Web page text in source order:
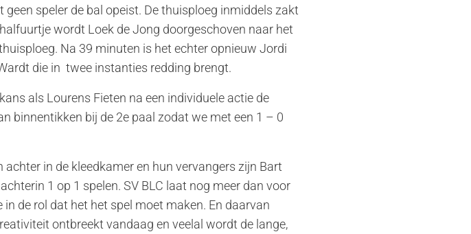
speler de bal opeist. De thuisploeg inmiddels zakt
wordt Loek de Jong doorgeschoven naar het
Na 39 minuten is het echter opnieuw Jordi
die in twee instanties redding brengt.
als Lourens Fieten na een individuele actie de
binnentikken bij de 2e paal zodat we met een 1 – 0
in de kleedkamer en hun vervangers zijn Bart
1 op 1 spelen. SV BLC laat nog meer dan voor
de rol dat het het spel moet maken. En daarvan
ontbreekt vandaag en veelal wordt de lange,